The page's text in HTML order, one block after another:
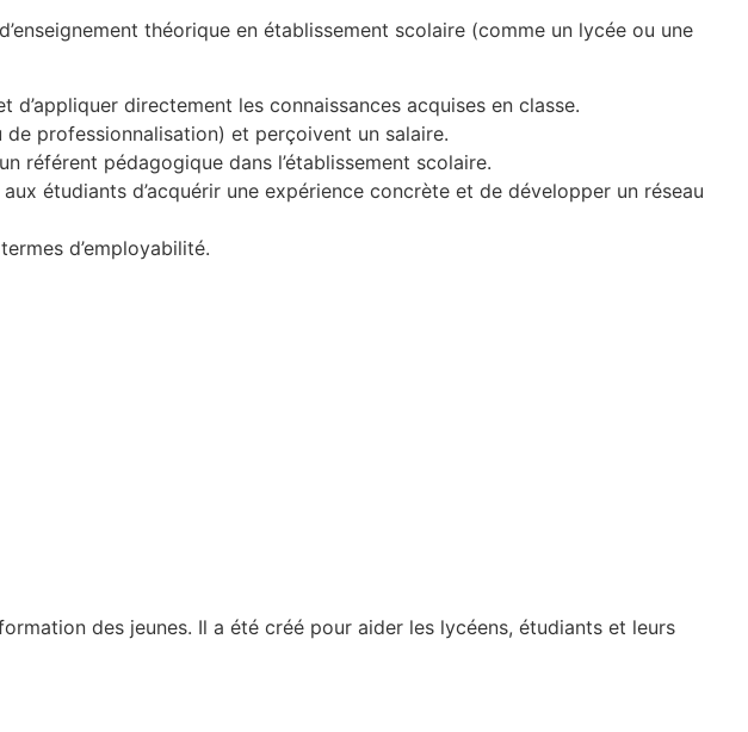
théorique en établissement scolaire (comme un lycée ou une
directement les connaissances acquises en classe.
professionnalisation) et perçoivent un salaire.
référent pédagogique dans l’établissement scolaire.
étudiants d’acquérir une expérience concrète et de développer un réseau
d’employabilité.
des jeunes. Il a été créé pour aider les lycéens, étudiants et leurs